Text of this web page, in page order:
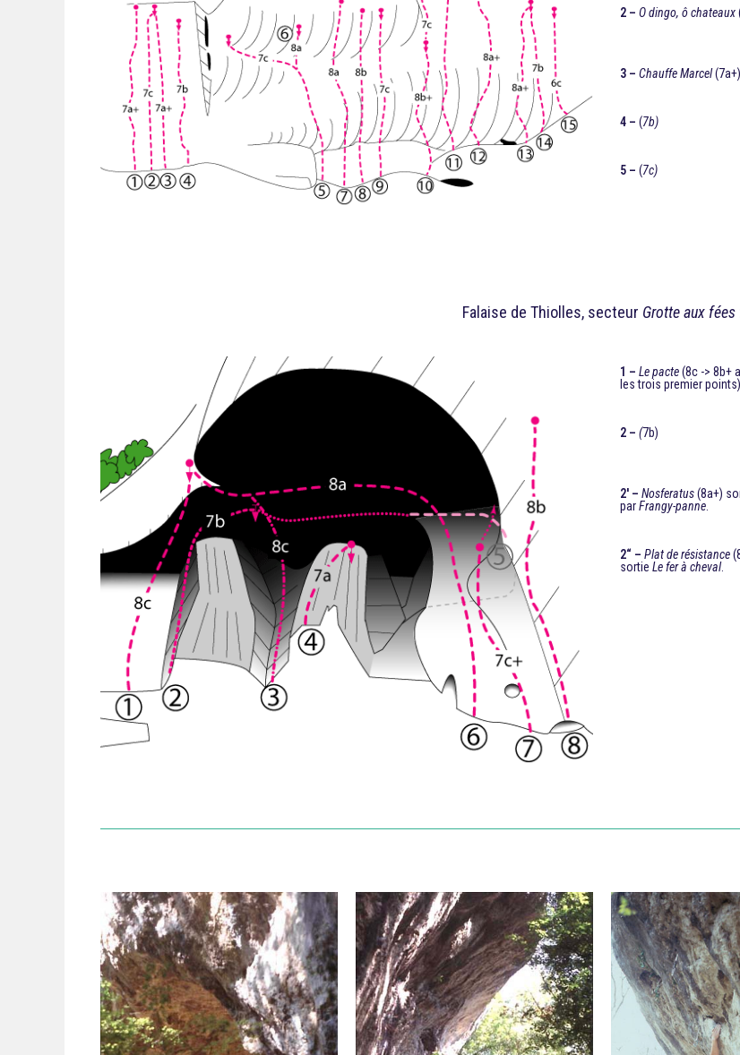
2 – O dingo, ô chateaux
3 – Chauffe Marcel(7a+)
4 – (7b)
5 – (7c)
Falaise de Thiolles, secteur Grotte aux fées
1 – Le pacte(8c -> 8b+
les trois premier points).
2 – (7b)
2′ – Nosferatus(8a+)
parFrangy-panne
2“ – Plat de résistance
sortie Le fer à cheval.